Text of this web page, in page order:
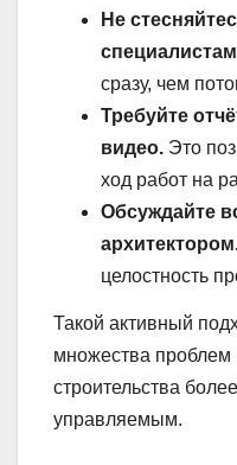
Не
сразу, чем
Требуйте
видео. Это
ход работ на
Обсуждайте
целостность
Такой активный
множества проблем
строительства
управляемым.